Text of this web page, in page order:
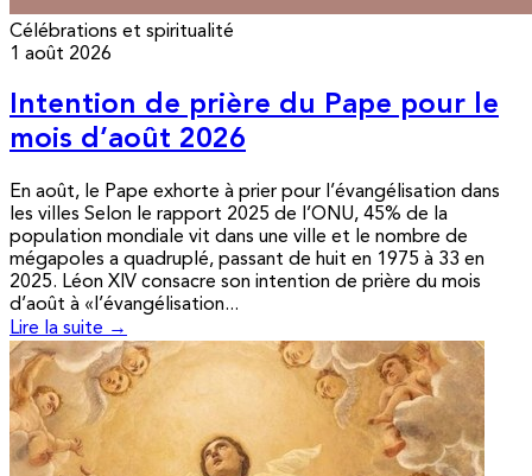
Célébrations et spiritualité
1 août 2026
Intention de prière du Pape pour le
mois d’août 2026
En août, le Pape exhorte à prier pour l’évangélisation dans
les villes Selon le rapport 2025 de l’ONU, 45% de la
population mondiale vit dans une ville et le nombre de
mégapoles a quadruplé, passant de huit en 1975 à 33 en
2025. Léon XIV consacre son intention de prière du mois
d’août à «l’évangélisation...
Lire la suite →